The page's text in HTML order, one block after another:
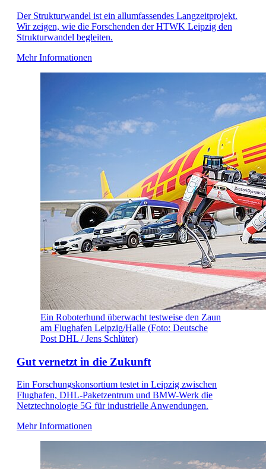
Der Strukturwandel ist ein allumfassendes Langzeitprojekt.
Wir zeigen, wie die Forschenden der HTWK Leipzig den
Strukturwandel begleiten.
Mehr Informationen
Ein Roboterhund überwacht testweise den Zaun
am Flughafen Leipzig/Halle (Foto: Deutsche
Post DHL / Jens Schlüter)
Gut vernetzt in die Zukunft
Ein Forschungskonsortium testet in Leipzig zwischen
Flughafen, DHL-Paketzentrum und BMW-Werk die
Netztechnologie 5G für industrielle Anwendungen.
Mehr Informationen